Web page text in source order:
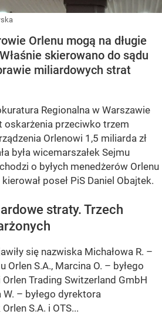
Orlenu mogą na długie
skierowano do sądu
miliardowych strat
Regionalna w Warszawie
oskarżenia przeciwko trzem
Orlenowi 1,5 miliarda zł
była wicemarszałek Sejmu
o byłych menedżerów Orlenu
poseł PiS Daniel Obajtek.
straty. Trzech
się nazwiska Michałowa R. –
Orlen S.A., Marcina O. – byłego
Orlen Trading Switzerland GmbH
– byłego dyrektora
S.A. i OTS...